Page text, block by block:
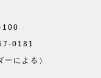
100
0181
による）